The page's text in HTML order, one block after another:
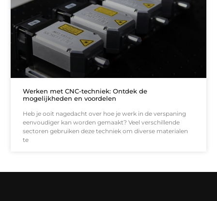
Werken met CNC-techniek: Ontdek de
mogelijkheden en voordelen
Heb je ooit nagedacht over hoe je werk in de verspaning
eenvoudiger kan worden gemaakt? Veel verschillende
sectoren gebruiken deze techniek om diverse materialen
te